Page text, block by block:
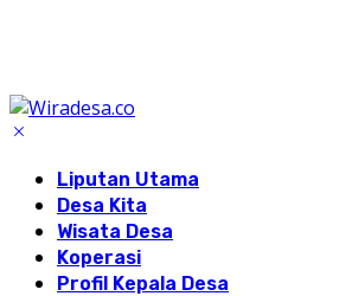
Liputan Utama
Desa Kita
Wisata Desa
Koperasi
Profil Kepala Desa